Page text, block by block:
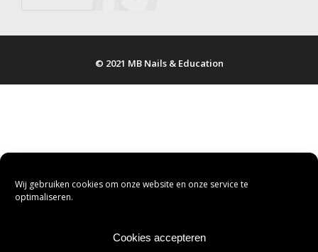
Wij gebruiken cookies om onze website en onze service te
optimaliseren.
Cookies accepteren
© 2021 MB Nails & Education